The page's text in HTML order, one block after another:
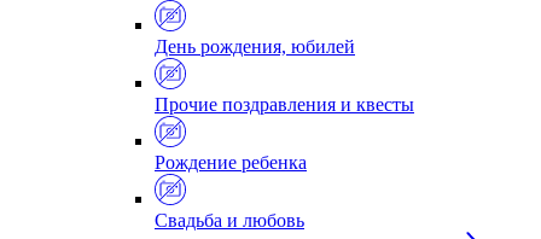
День рождения, юбилей
Прочие поздравления и квесты
Рождение ребенка
Свадьба и любовь